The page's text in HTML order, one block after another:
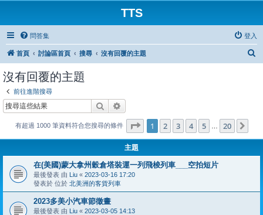
TTS
問答集 登入
首頁 討論區首頁 搜尋 沒有回覆的主題
沒有回覆的主題
前往進階搜尋
搜尋
有超過 1000 筆資料符合您搜尋的條件 第 1 頁 (共20 頁)
1 2 3 4 5 20
主題
在(美國)蒙大拿州穀倉塔裝運一列飛梭列車___空拍短片
最後發表 由 Liu « 2023-03-16 17:20
發表於 位於 北美洲的客貨列車
2023多美小汽車節徵畫
最後發表 由 Liu « 2023-03-05 14:13